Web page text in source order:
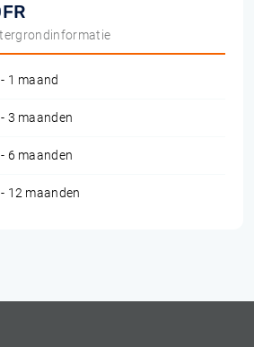
1 maand
3 maanden
6 maanden
12 maanden